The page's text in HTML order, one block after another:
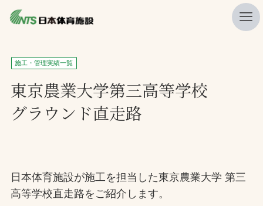
私たちの強み
ニュース
プレスリリース
施工・管理実績一覧
会社概要
施工・管理実績一覧
東京農業大学第三高等学校
グラウンド直走路
日本体育施設が施工を担当した東京農業大学 第三
高等学校直走路をご紹介します。